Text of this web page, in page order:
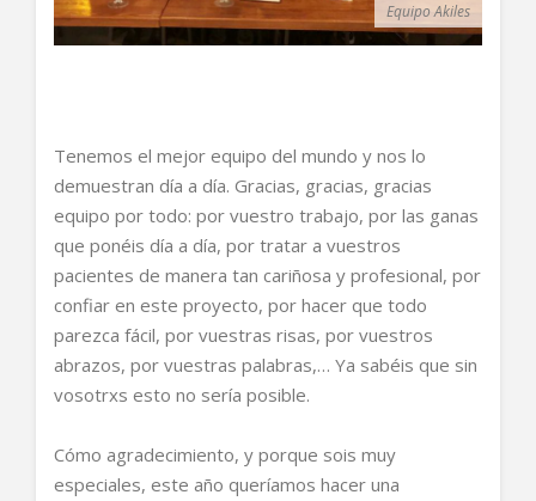
Equipo Akiles
Tenemos el mejor equipo del mundo y nos lo
demuestran día a día. Gracias, gracias, gracias
equipo por todo: por vuestro trabajo, por las ganas
que ponéis día a día, por tratar a vuestros
pacientes de manera tan cariñosa y profesional, por
confiar en este proyecto, por hacer que todo
parezca fácil, por vuestras risas, por vuestros
abrazos, por vuestras palabras,… Ya sabéis que sin
vosotrxs esto no sería posible.
Cómo agradecimiento, y porque sois muy
especiales, este año queríamos hacer una